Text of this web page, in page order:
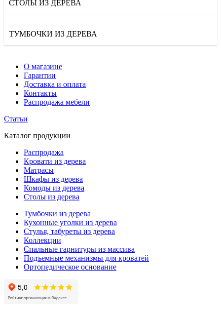
СТОЛЫ ИЗ ДЕРЕВА
ТУМБОЧКИ ИЗ ДЕРЕВА
О магазине
Гарантии
Доставка и оплата
Контакты
Распродажа мебели
Статьи
Каталог продукции
Распродажа
Кровати из дерева
Матрасы
Шкафы из дерева
Комоды из дерева
Столы из дерева
Тумбочки из дерева
Кухонные уголки из дерева
Стулья, табуреты из дерева
Коллекции
Спальные гарнитуры из массива
Подъемные механизмы для кроватей
Ортопедическое основание